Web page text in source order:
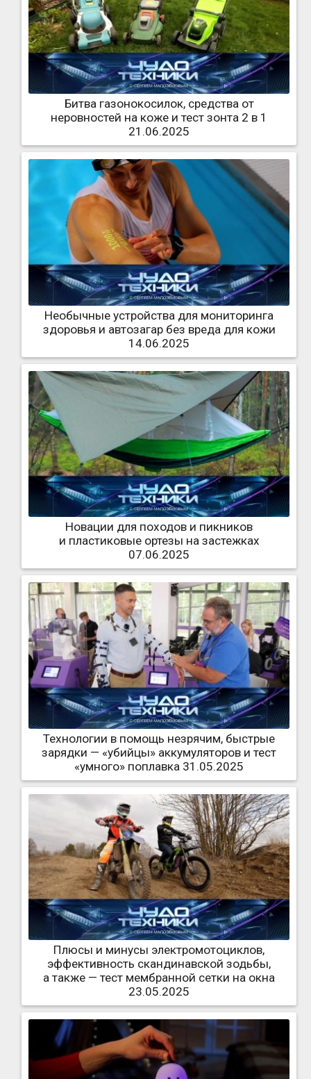
Битва газонокосилок, средства от
неровностей на коже и тест зонта 2 в 1
21.06.2025
Необычные устройства для мониторинга
здоровья и автозагар без вреда для кожи
14.06.2025
Новации для походов и пикников
и пластиковые ортезы на застежках
07.06.2025
Технологии в помощь незрячим, быстрые
зарядки — «убийцы» аккумуляторов и тест
«умного» поплавка 31.05.2025
Плюсы и минусы электромотоциклов,
эффективность скандинавской зодьбы,
а также — тест мембранной сетки на окна
23.05.2025